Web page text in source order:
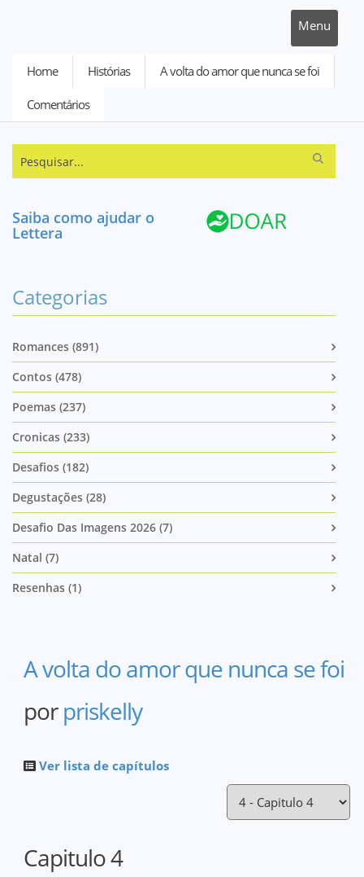
Menu
Home Histórias A volta do amor que nunca se foi
Comentários
Saiba como ajudar o
Lettera
Categorias
Romances (891)
Contos (478)
Poemas (237)
Cronicas (233)
Desafios (182)
Degustações (28)
Desafio Das Imagens 2026 (7)
Natal (7)
Resenhas (1)
A volta do amor que nunca se foi
porpriskelly
Ver lista de capítulos
Capitulo 4